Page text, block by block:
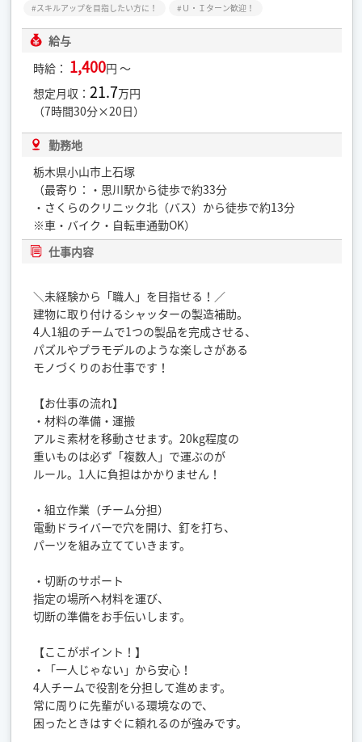
スキルアップを目指したい方に！
Ｕ・Ｉターン歓迎！
給与
時給： 1,400円 ～
想定月収：21.7万円
（7時間30分×20日）
勤務地
栃木県小山市上石塚
（最寄り：・思川駅から徒歩で約33分
・さくらのクリニック北（バス）から徒歩で約13分
※車・バイク・自転車通勤OK）
仕事内容
＼未経験から「職人」を目指せる！／
建物に取り付けるシャッターの製造補助。
4人1組のチームで1つの製品を完成させる、
パズルやプラモデルのような楽しさがある
モノづくりのお仕事です！
【お仕事の流れ】
・材料の準備・運搬
アルミ素材を移動させます。20kg程度の
重いものは必ず「複数人」で運ぶのが
ルール。1人に負担はかかりません！
・組立作業（チーム分担）
電動ドライバーで穴を開け、釘を打ち、
パーツを組み立てていきます。
・切断のサポート
指定の場所へ材料を運び、
切断の準備をお手伝いします。
【ここがポイント！】
・「一人じゃない」から安心！
4人チームで役割を分担して進めます。
常に周りに先輩がいる環境なので、
困ったときはすぐに頼れるのが強みです。